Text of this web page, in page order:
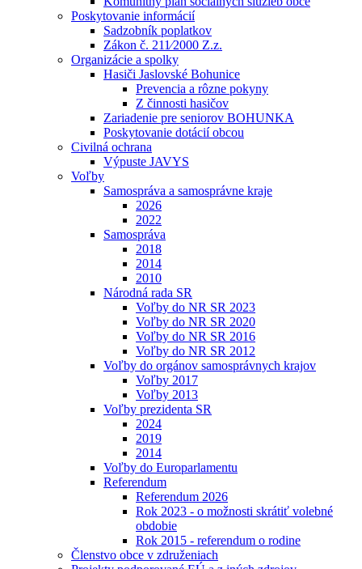
Poskytovanie informácií
Sadzobník poplatkov
Zákon č. 211⁄2000 Z.z.
Organizácie a spolky
Hasiči Jaslovské Bohunice
Prevencia a rôzne pokyny
Z činnosti hasičov
Zariadenie pre seniorov BOHUNKA
Poskytovanie dotácií obcou
Civilná ochrana
Výpuste JAVYS
Voľby
Samospráva a samosprávne kraje
2026
2022
Samospráva
2018
2014
2010
Národná rada SR
Voľby do NR SR 2023
Voľby do NR SR 2020
Voľby do NR SR 2016
Voľby do NR SR 2012
Voľby do orgánov samosprávnych krajov
Voľby 2017
Voľby 2013
Voľby prezidenta SR
2024
2019
2014
Voľby do Europarlamentu
Referendum
Referendum 2026
Rok 2023 - o možnosti skrátiť volebné
obdobie
Rok 2015 - referendum o rodine
Členstvo obce v združeniach